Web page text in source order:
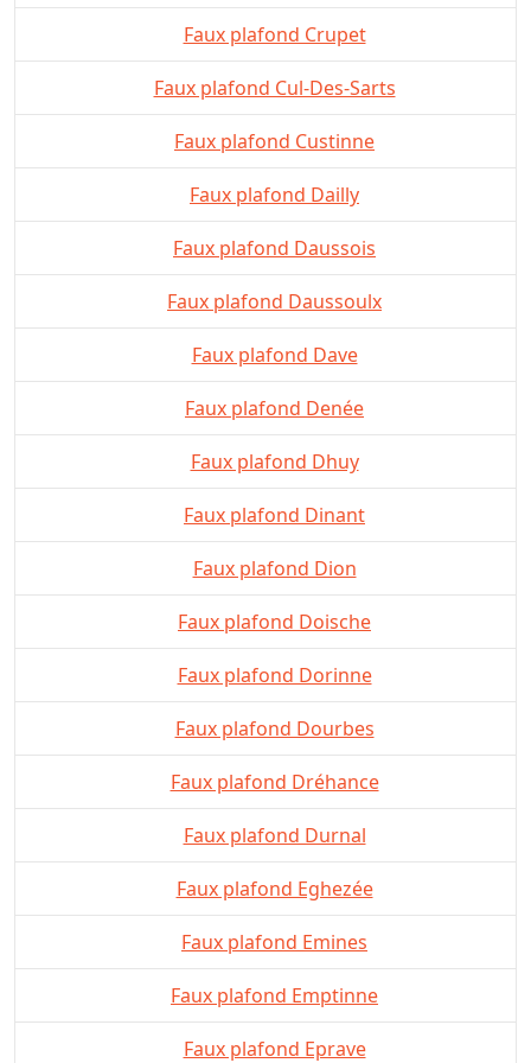
Faux plafond Crupet
Faux plafond Cul-Des-Sarts
Faux plafond Custinne
Faux plafond Dailly
Faux plafond Daussois
Faux plafond Daussoulx
Faux plafond Dave
Faux plafond Denée
Faux plafond Dhuy
Faux plafond Dinant
Faux plafond Dion
Faux plafond Doische
Faux plafond Dorinne
Faux plafond Dourbes
Faux plafond Dréhance
Faux plafond Durnal
Faux plafond Eghezée
Faux plafond Emines
Faux plafond Emptinne
Faux plafond Eprave